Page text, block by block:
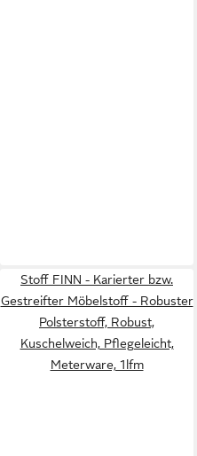
Stoff FINN - Karierter bzw.
Gestreifter Möbelstoff - Robuster
Polsterstoff, Robust,
Kuschelweich, Pflegeleicht,
Meterware, 1lfm